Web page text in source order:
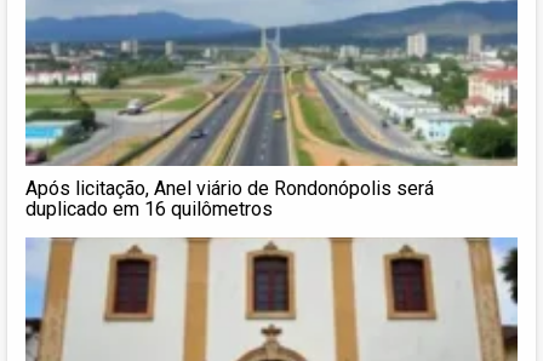
Após licitação, Anel viário de Rondonópolis será
duplicado em 16 quilômetros